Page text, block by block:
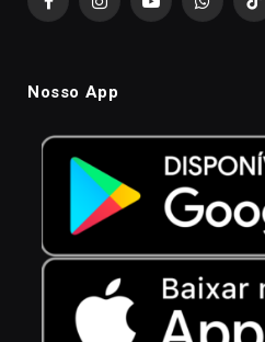
FacebookInstagramYouTube
Nosso App